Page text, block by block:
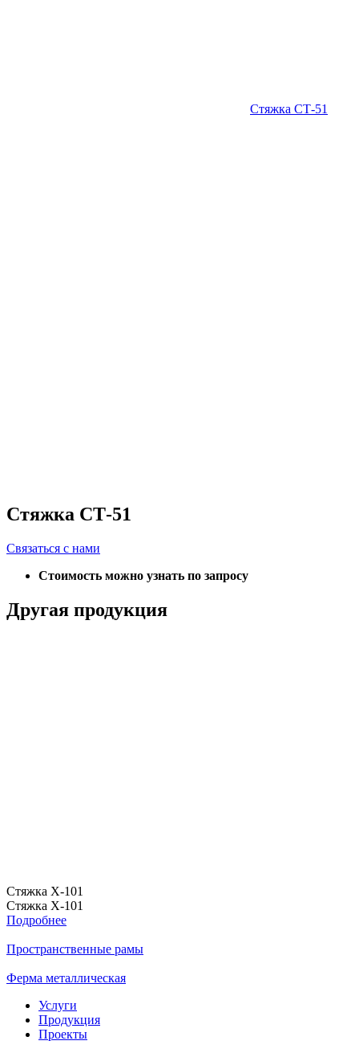
Стяжка СТ-51
Стяжка СТ-51
Связаться с нами
Стоимость можно узнать по запросу
Другая продукция
Стяжка Х-101
Стяжка Х-101
Подробнее
Пространственные рамы
Ферма металлическая
Услуги
Продукция
Проекты